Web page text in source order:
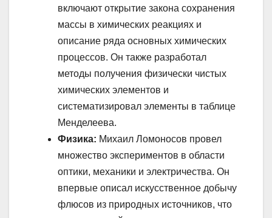
включают открытие закона сохранения
массы в химических реакциях и
описание ряда основных химических
процессов. Он также разработал
методы получения физически чистых
химических элементов и
систематизировал элементы в таблице
Менделеева.
Физика: Михаил Ломоносов провел
множество экспериментов в области
оптики, механики и электричества. Он
впервые описал искусственное добычу
флюсов из природных источников, что